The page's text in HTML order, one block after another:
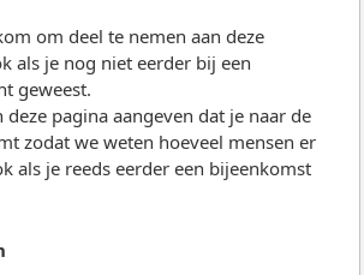
om deel te nemen aan deze
als je nog niet eerder bij een
geweest.
deze pagina aangeven dat je naar de
zodat we weten hoeveel mensen er
als je reeds eerder een bijeenkomst